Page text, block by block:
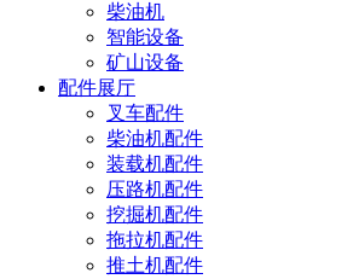
柴油机
智能设备
矿山设备
配件展厅
叉车配件
柴油机配件
装载机配件
压路机配件
挖掘机配件
拖拉机配件
推土机配件